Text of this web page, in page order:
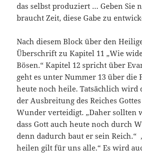
das selbst produziert … Geben Sie
braucht Zeit, diese Gabe zu
Nach diesem Block über den
Überschrift zu Kapitel 11 „Wie
Bösen.“ Kapitel 12 spricht über
geht es unter Nummer 13 über die
heute noch heile. Tatsächlich wird
der Ausbreitung des Reiches
Wunder verteidigt. „Daher sollten
dass Gott auch heute noch durch
denn dadurch baut er sein Reich.“
heilen gilt für uns alle.“ Es wird